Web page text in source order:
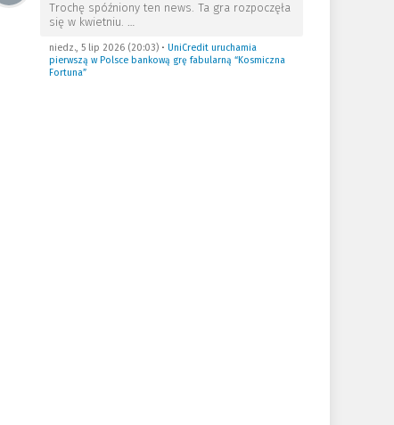
Trochę spóźniony ten news. Ta gra rozpoczęła
się w kwietniu. …
niedz., 5 lip 2026 (20:03)• UniCredit uruchamia
pierwszą w Polsce bankową grę fabularną “Kosmiczna
Fortuna”